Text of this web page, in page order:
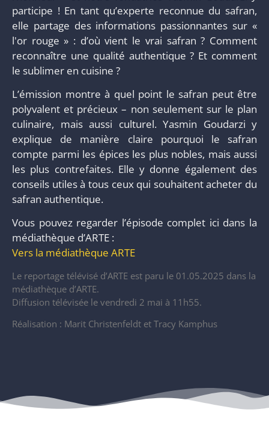
participe ! En tant qu’experte reconnue du safran,
elle partage des informations passionnantes sur «
l'or rouge » : d’où vient le vrai safran ? Comment
reconnaître une qualité authentique ? Et comment
le sublimer en cuisine ?
L’émission montre à quel point le safran peut être
polyvalent et précieux – non seulement sur le plan
culinaire, mais aussi culturel. Yasmin Goudarzi y
explique de manière claire pourquoi le safran
compte parmi les épices les plus nobles, mais aussi
les plus contrefaites. Elle y donne également des
conseils utiles à tous ceux qui souhaitent acheter du
safran authentique.
Vous pouvez regarder l’épisode complet ici dans la
médiathèque d’ARTE :
Vers la médiathèque ARTE
Le reportage télévisé d’ARTE est paru le 01.05.2025 dans la
médiathèque d’ARTE.
Diffusion télévisée le vendredi 2 mai à 11h55.
Réalisation : Marit Christenfeldt et Tracy Kamphus